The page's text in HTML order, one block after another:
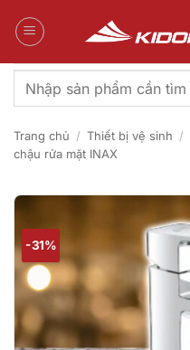
qua
Tìm
kiếm:
Trang chủ / Thiết bị vệ sinh /
chậu rửa mặt INAX
-31%